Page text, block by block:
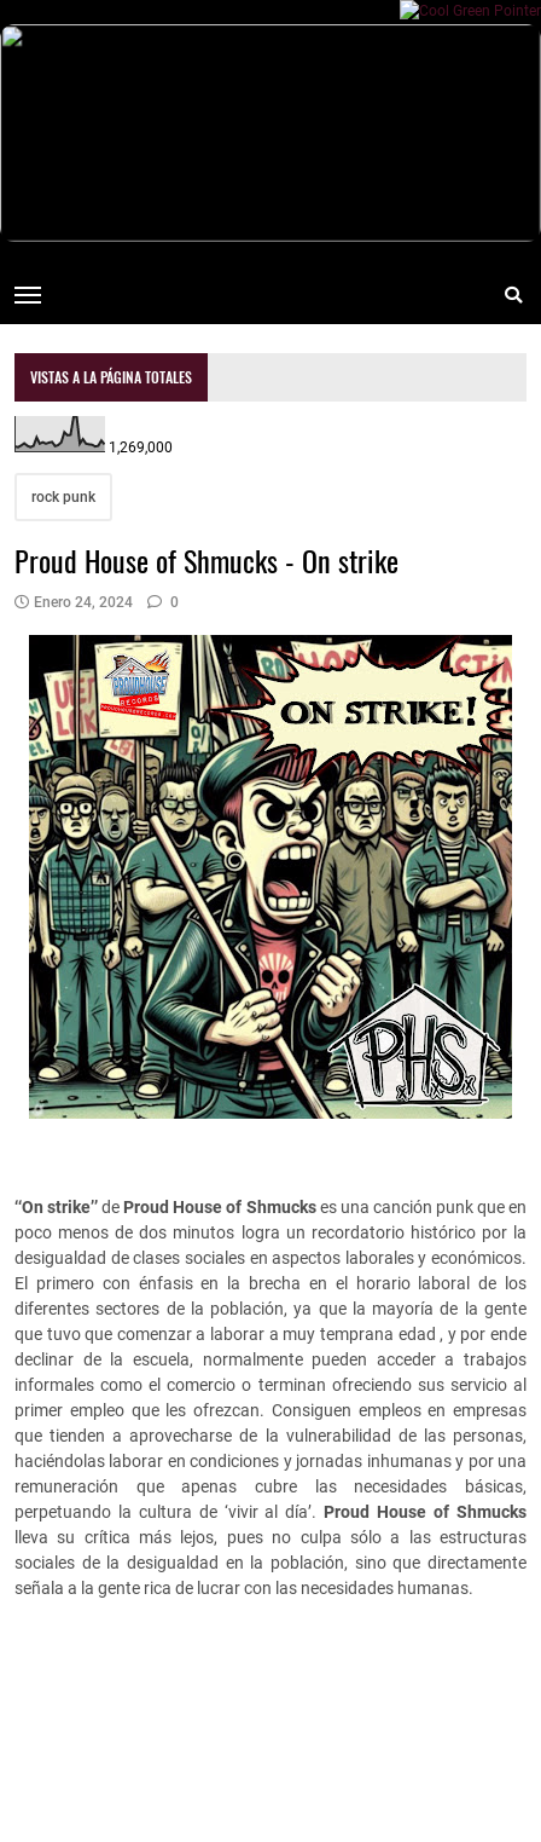
VISTAS A LA PÁGINA TOTALES
1,269,000
rock punk
Proud House of Shmucks - On strike
Enero 24, 2024 0
‘‘On strike’’de Proud House of Shmuckses una canción punk que en
poco menos de dos minutos logra un recordatorio histórico por la
desigualdad de clases sociales en aspectos laborales y económicos.
El primero con énfasis en la brecha en el horario laboral de los
diferentes sectores de la población, ya que la mayoría de la gente
que tuvo que comenzar a laborar a muy temprana edad , y por ende
declinar de la escuela, normalmente pueden acceder a trabajos
informales como el comercio o terminan ofreciendo sus servicio al
primer empleo que les ofrezcan. Consiguen empleos en empresas
que tienden a aprovecharse de la vulnerabilidad de las personas,
haciéndolas laborar en condiciones y jornadas inhumanas y por una
remuneración que apenas cubre las necesidades básicas,
perpetuando la cultura de ‘vivir al día’. Proud House of Shmucks
lleva su crítica más lejos, pues no culpa sólo a las estructuras
sociales de la desigualdad en la población, sino que directamente
señala a la gente rica de lucrar con las necesidades humanas.